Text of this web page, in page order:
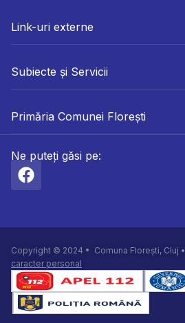
Link-uri externe
Subiecte și Servicii
Primăria Comunei Florești
Ne puteți găsi pe:
Copyright © 2024 • Comuna Florești, Cluj •
caracter personal